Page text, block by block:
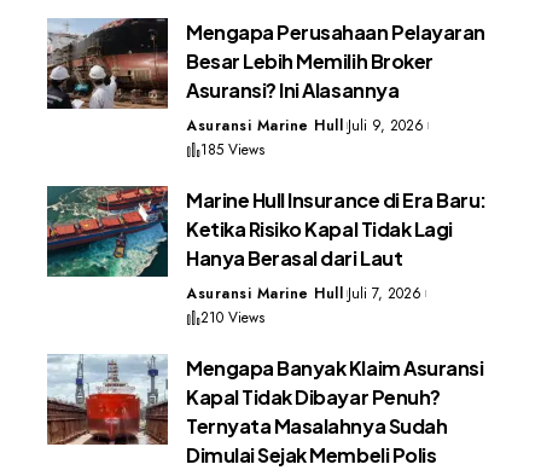
Mengapa Perusahaan Pelayaran
Besar Lebih Memilih Broker
Asuransi? Ini Alasannya
Asuransi Marine Hull Juli 9, 2026
185 Views
Marine Hull Insurance di Era Baru:
Ketika Risiko Kapal Tidak Lagi
Hanya Berasal dari Laut
Asuransi Marine Hull Juli 7, 2026
210 Views
Mengapa Banyak Klaim Asuransi
Kapal Tidak Dibayar Penuh?
Ternyata Masalahnya Sudah
Dimulai Sejak Membeli Polis